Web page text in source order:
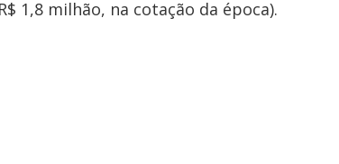
1,8 milhão, na cotação da época).